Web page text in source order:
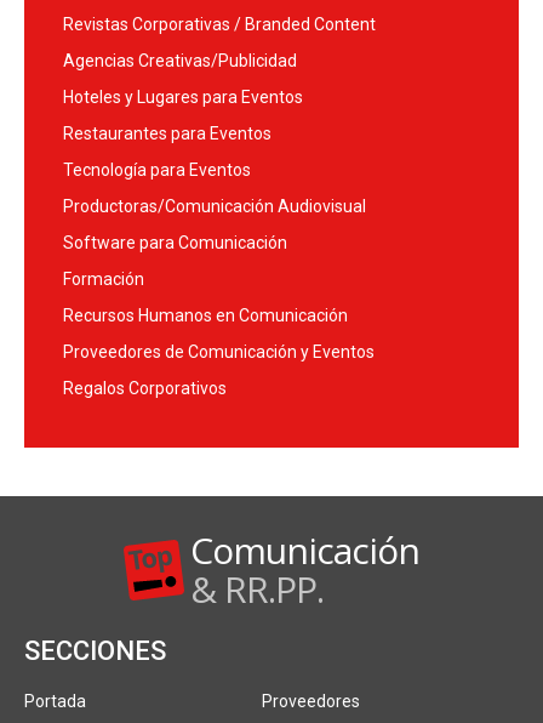
Revistas Corporativas / Branded Content
Agencias Creativas/Publicidad
Hoteles y Lugares para Eventos
Restaurantes para Eventos
Tecnología para Eventos
Productoras/Comunicación Audiovisual
Software para Comunicación
Formación
Recursos Humanos en Comunicación
Proveedores de Comunicación y Eventos
Regalos Corporativos
Comunicación
& RR.PP.
SECCIONES
Portada
Proveedores